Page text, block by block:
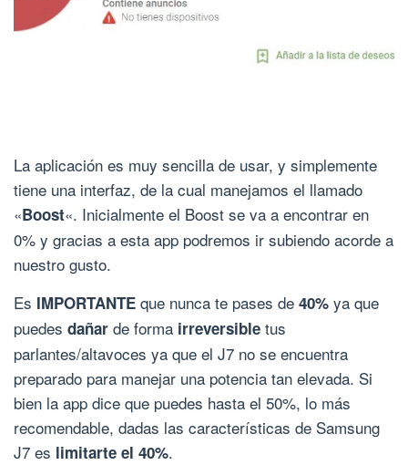
La aplicación es muy sencilla de usar, y simplemente
tiene una interfaz, de la cual manejamos el llamado
«Boost«. Inicialmente el Boost se va a encontrar en
0% y gracias a esta app podremos ir subiendo acorde a
nuestro gusto.
Es IMPORTANTE que nunca te pases de 40% ya que
puedes dañar de forma irreversible tus
parlantes/altavoces ya que el J7 no se encuentra
preparado para manejar una potencia tan elevada. Si
bien la app dice que puedes hasta el 50%, lo más
recomendable, dadas las características de Samsung
J7 es limitarte el 40%.